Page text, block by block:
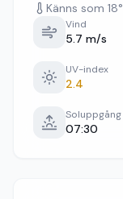
Känns som 18°
Vind
5.7 m/s
UV-index
2.4
Soluppgång
07:30